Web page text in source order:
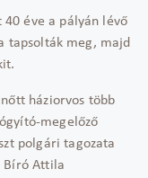
éve a pályán lévő
tapsolták meg, majd
háziorvos több
megelőző
polgári tagozata
Bíró Attila